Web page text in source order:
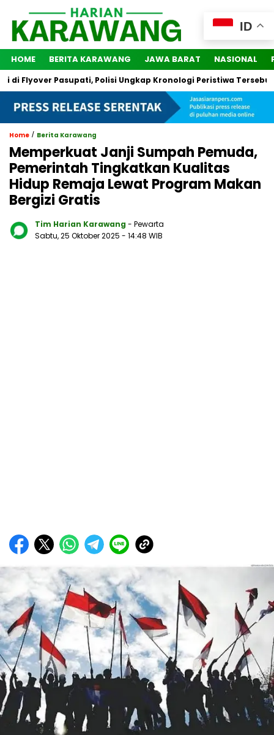
HOME BERITA KARAWANG JAWA BARAT NASIONAL
Pasupati, Polisi Ungkap Kronologi Peristiwa Tersebut
Home / Berita Karawang
Memperkuat Janji Sumpah Pemuda,
Pemerintah Tingkatkan Kualitas
Hidup Remaja Lewat Program Makan
Bergizi Gratis
Tim Harian Karawang - Pewarta
Sabtu, 25 Oktober 2025 - 14:48 WIB
ID